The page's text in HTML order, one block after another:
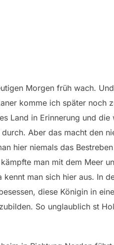
Morgen früh wach.
komme ich später noch
Land in Erinnerung und
Aber das macht den
hier niemals das
man mit dem Meer
man sich hier aus. In
diese Königin in
So unglaublich st